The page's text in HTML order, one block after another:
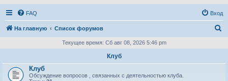
FAQ Вход
На главную Список форумов
с
Текущее время: Сб авг 08, 2026 5:46 pm
Клуб
Клуб
Обсуждение вопросов , связанных с деятельностью клуба.